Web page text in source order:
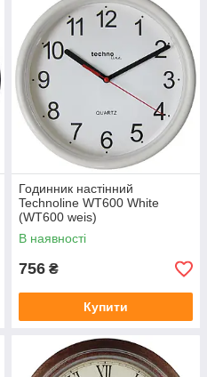
Годинник настінний
Technoline WT600 White
(WT600 weis)
В наявності
756 ₴
Купити